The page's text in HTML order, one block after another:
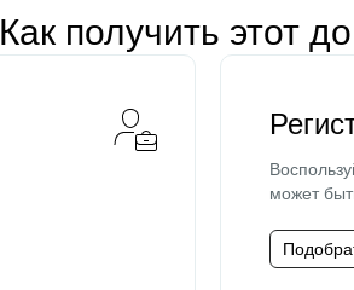
Как получить этот
может